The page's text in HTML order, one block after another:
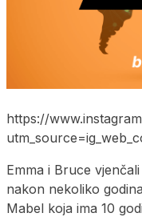
https://
Emma i Bruce
nakon nekoliko
Mabel koja ima 10